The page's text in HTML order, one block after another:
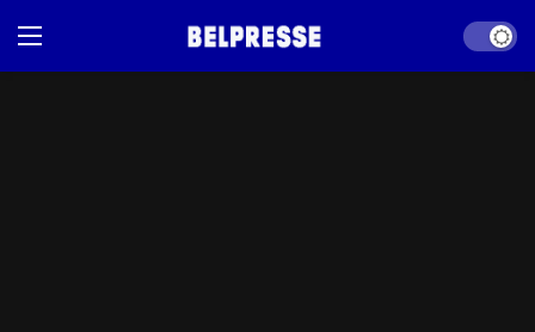
Dark